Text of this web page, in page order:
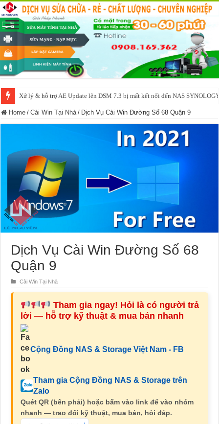
Xử lý & hỗ trợ AE Update lên DSM 7.3 bị mất kết nối đến NAS
NAS IO DATA N3160 2BAY 4BAY – chạy SYNOLOGY, OMV, CASA
Home / Cài Win Tại Nhà / Dịch Vụ Cài Win Đường Số 68 Quận 9
Dịch Vụ Cài Win Đường Số 68
Quận 9
Cài Win Tại Nhà
Tham gia ngay! Hỏi là có người trả
lời — hỗ trợ kỹ thuật & mua bán nhanh
Cộng Đồng NAS & Storage Việt Nam - FB
Tham gia Cộng Đồng NAS & Storage trên
Zalo
Quét QR (bên phải) hoặc bấm vào link để vào nhóm
nhanh — trao đổi kỹ thuật, mua bán, hỏi đáp.